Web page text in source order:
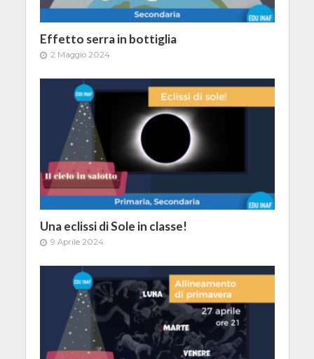
Effetto serra in bottiglia
2 Maggio 2024
Una eclissi di Sole in classe!
9 Aprile 2024